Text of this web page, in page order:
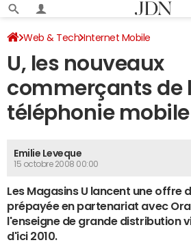
Web & Tech Internet Mobile
U, les nouveaux
commerçants de
téléphonie mobile
Emilie Leveque
15 octobre 2008 00:00
Les Magasins U lancent une offre
prépayée en partenariat avec
l'enseigne de grande distribution
d'ici 2010.